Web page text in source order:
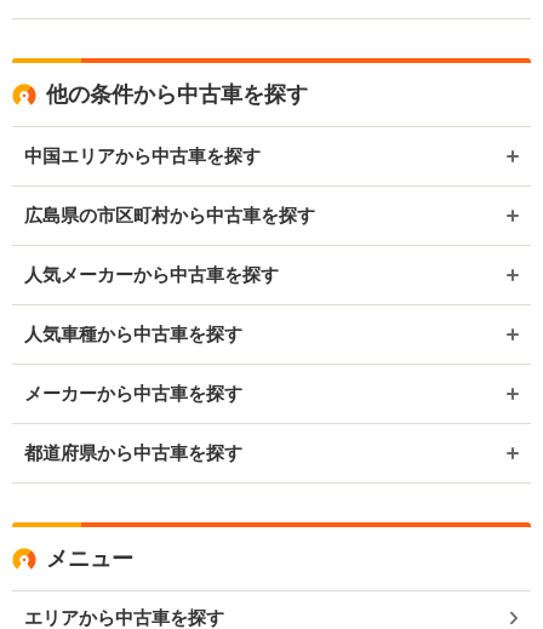
他の条件から中古車を探す
中国エリアから中古車を探す
広島県の市区町村から中古車を探す
人気メーカーから中古車を探す
人気車種から中古車を探す
メーカーから中古車を探す
都道府県から中古車を探す
メニュー
エリアから中古車を探す